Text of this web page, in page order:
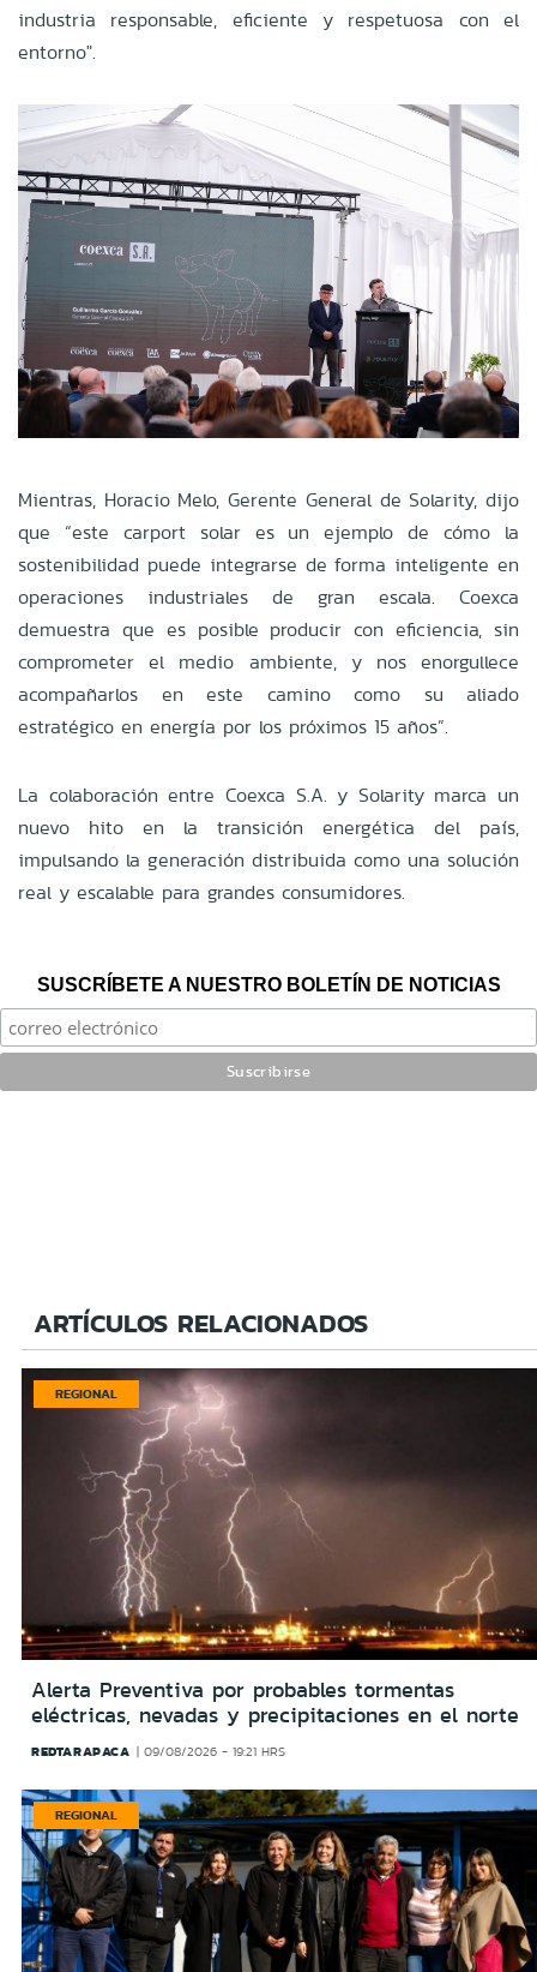
industria responsable, eficiente y respetuosa con el
entorno".
Mientras, Horacio Melo, Gerente General de Solarity, dijo
que “este carport solar es un ejemplo de cómo la
sostenibilidad puede integrarse de forma inteligente en
operaciones industriales de gran escala. Coexca
demuestra que es posible producir con eficiencia, sin
comprometer el medio ambiente, y nos enorgullece
acompañarlos en este camino como su aliado
estratégico en energía por los próximos 15 años”.
La colaboración entre Coexca S.A. y Solarity marca un
nuevo hito en la transición energética del país,
impulsando la generación distribuida como una solución
real y escalable para grandes consumidores.
SUSCRÍBETE A NUESTRO BOLETÍN DE NOTICIAS
ARTÍCULOS RELACIONADOS
REGIONAL
Alerta Preventiva por probables tormentas
eléctricas, nevadas y precipitaciones en el norte
REDTARAPACA 09/08/2026 - 19:21 HRS
REGIONAL